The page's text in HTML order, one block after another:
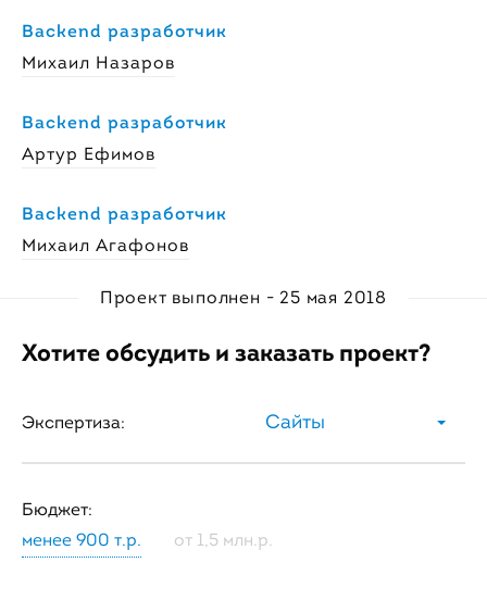
Backend разработчик
Михаил Назаров
Backend разработчик
Артур Ефимов
Backend разработчик
Михаил Агафонов
Проект выполнен - 25 мая 2018
Хотите обсудить и заказать проект?
Экспертиза: Сайты
Бюджет:
менее 900 т.р.
от 1,5 млн.р.